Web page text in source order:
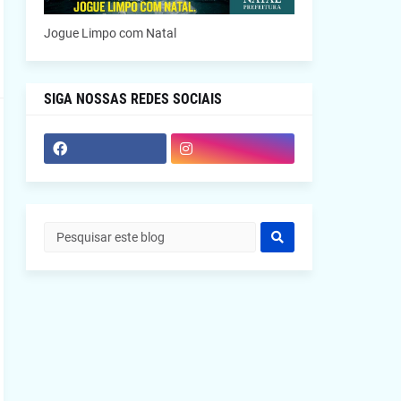
Jogue Limpo com Natal
SIGA NOSSAS REDES SOCIAIS